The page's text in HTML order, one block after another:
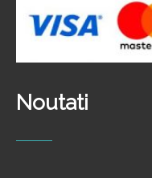
Noutati